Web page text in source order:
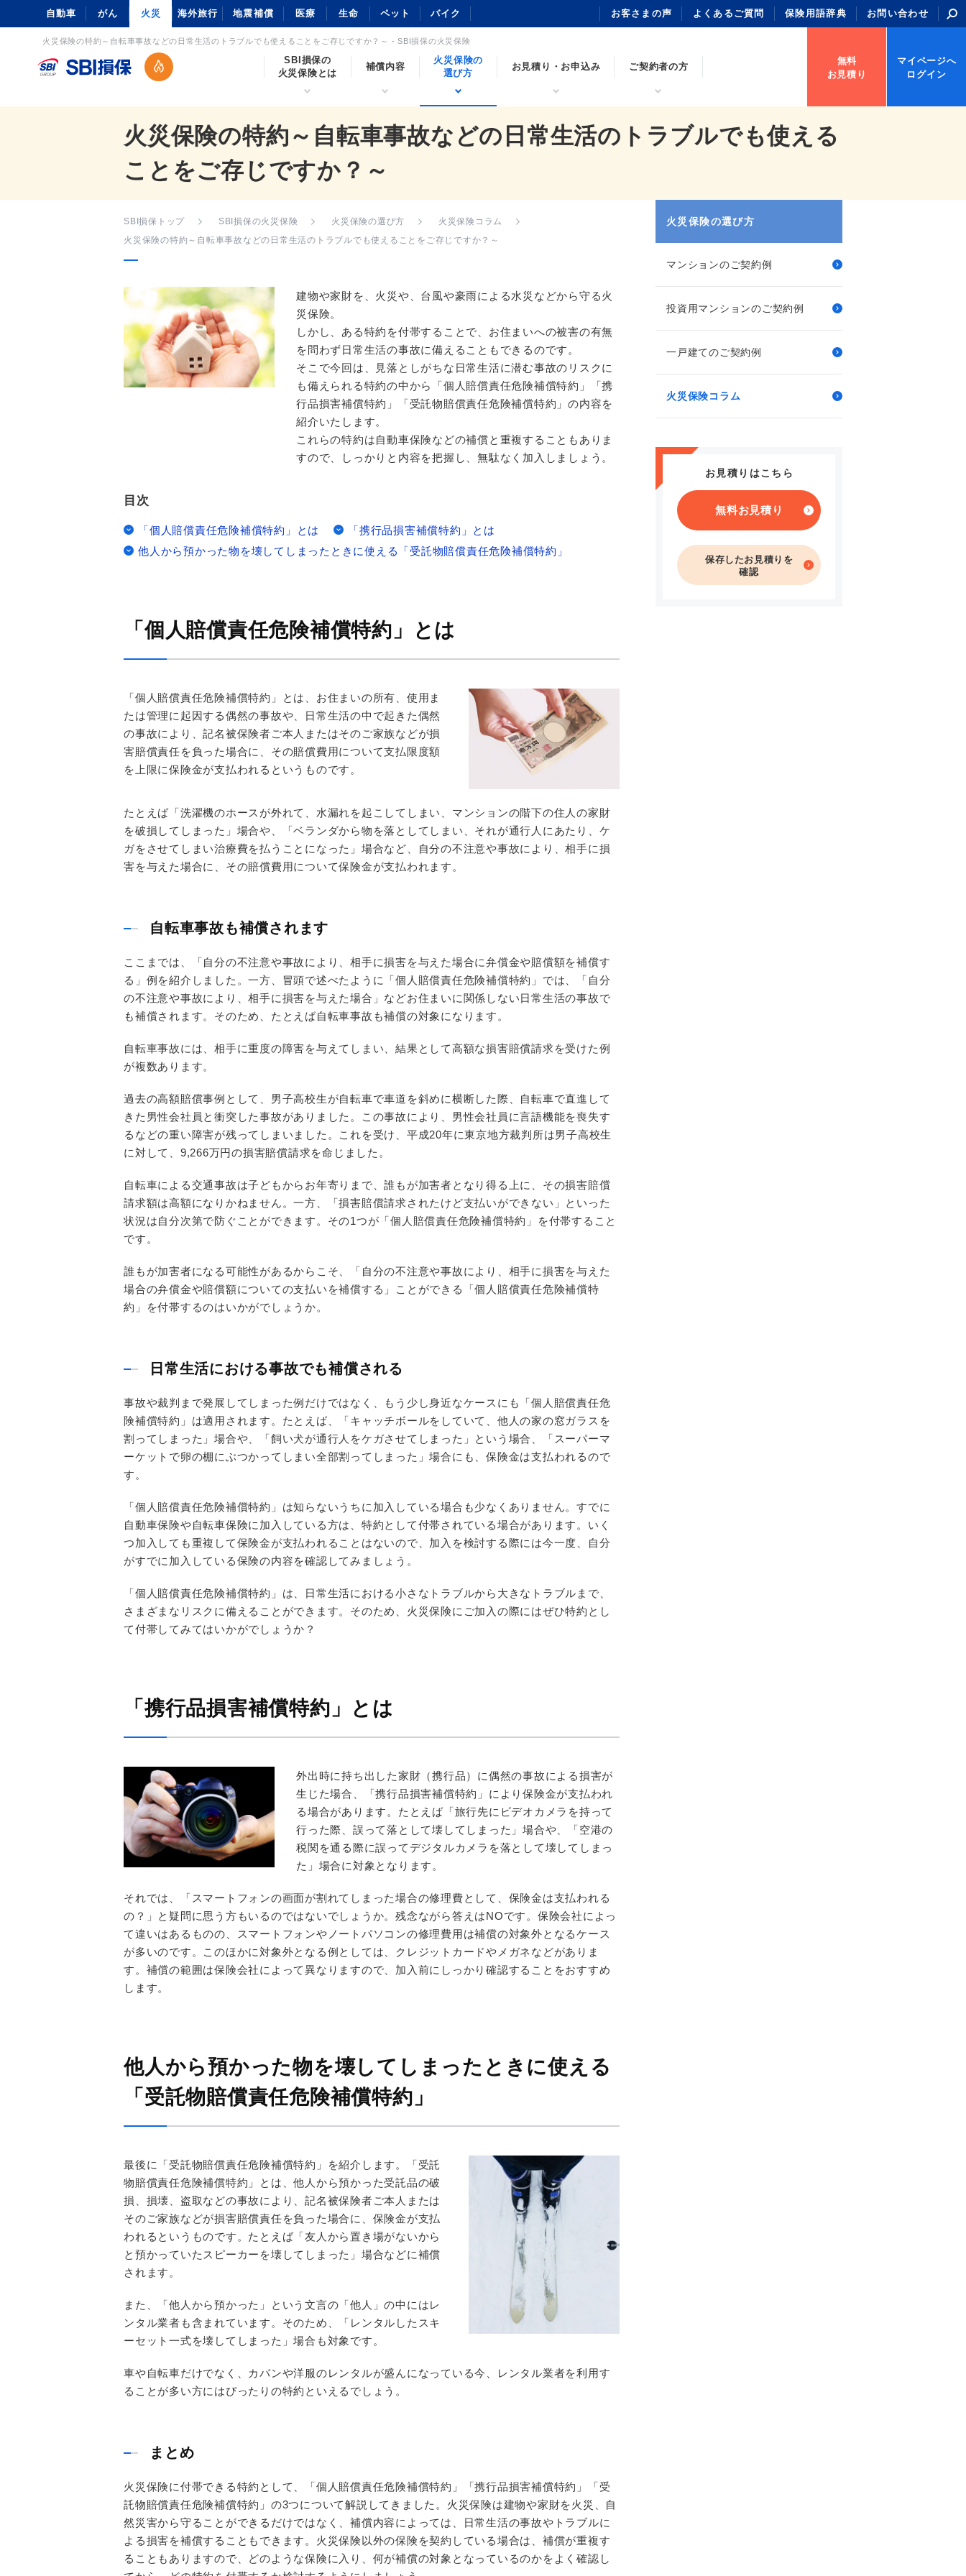
自動車 がん 火災 海外旅行 地震補償 医療 生命 ペット バイク お客さまの声 よくあるご質問 保険用語辞典 お問い合わせ
火災保険の特約～自転車事故などの日常生活のトラブルでも使えることをご存じですか？～ - SBI損保の火災保険
SBI損保の
火災保険とは
補償内容
火災保険の
選び方
お見積り・お申込み ご契約者の方
無料
お見積り
マイページへ
ログイン
火災保険の特約～自転車事故などの日常生活のトラブルでも使える
ことをご存じですか？～
SBI損保トップ SBI損保の火災保険 火災保険の選び方
火災保険コラム
火災保険の特約～自転車事故などの日常生活のトラブルでも使えることをご存じですか？～
建物や家財を、火災や、台風や豪雨による水災などから守る火
災保険。
しかし、ある特約を付帯することで、お住まいへの被害の有無
を問わず日常生活の事故に備えることもできるのです。
そこで今回は、見落としがちな日常生活に潜む事故のリスクに
も備えられる特約の中から「個人賠償責任危険補償特約」「携
行品損害補償特約」「受託物賠償責任危険補償特約」の内容を
紹介いたします。
これらの特約は自動車保険などの補償と重複することもありま
すので、しっかりと内容を把握し、無駄なく加入しましょう。
目次
「個人賠償責任危険補償特約」とは
「携行品損害補償特約」とは
他人から預かった物を壊してしまったときに使える「受託物賠償責任危険補償特約」
「個人賠償責任危険補償特約」とは
「個人賠償責任危険補償特約」とは、お住まいの所有、使用ま
たは管理に起因する偶然の事故や、日常生活の中で起きた偶然
の事故により、記名被保険者ご本人またはそのご家族などが損
害賠償責任を負った場合に、その賠償費用について支払限度額
を上限に保険金が支払われるというものです。
たとえば「洗濯機のホースが外れて、水漏れを起こしてしまい、マンションの階下の住人の家財
を破損してしまった」場合や、「ベランダから物を落としてしまい、それが通行人にあたり、ケ
ガをさせてしまい治療費を払うことになった」場合など、自分の不注意や事故により、相手に損
害を与えた場合に、その賠償費用について保険金が支払われます。
自転車事故も補償されます
ここまでは、「自分の不注意や事故により、相手に損害を与えた場合に弁償金や賠償額を補償す
る」例を紹介しました。一方、冒頭で述べたように「個人賠償責任危険補償特約」では、「自分
の不注意や事故により、相手に損害を与えた場合」などお住まいに関係しない日常生活の事故で
も補償されます。そのため、たとえば自転車事故も補償の対象になります。
自転車事故には、相手に重度の障害を与えてしまい、結果として高額な損害賠償請求を受けた例
が複数あります。
過去の高額賠償事例として、男子高校生が自転車で車道を斜めに横断した際、自転車で直進して
きた男性会社員と衝突した事故がありました。この事故により、男性会社員に言語機能を喪失す
るなどの重い障害が残ってしまいました。これを受け、平成20年に東京地方裁判所は男子高校生
に対して、9,266万円の損害賠償請求を命じました。
自転車による交通事故は子どもからお年寄りまで、誰もが加害者となり得る上に、その損害賠償
請求額は高額になりかねません。一方、「損害賠償請求されたけど支払いができない」といった
状況は自分次第で防ぐことができます。その1つが「個人賠償責任危険補償特約」を付帯すること
です。
誰もが加害者になる可能性があるからこそ、「自分の不注意や事故により、相手に損害を与えた
場合の弁償金や賠償額についての支払いを補償する」ことができる「個人賠償責任危険補償特
約」を付帯するのはいかがでしょうか。
日常生活における事故でも補償される
事故や裁判まで発展してしまった例だけではなく、もう少し身近なケースにも「個人賠償責任危
険補償特約」は適用されます。たとえば、「キャッチボールをしていて、他人の家の窓ガラスを
割ってしまった」場合や、「飼い犬が通行人をケガさせてしまった」という場合、「スーパーマ
ーケットで卵の棚にぶつかってしまい全部割ってしまった」場合にも、保険金は支払われるので
す。
「個人賠償責任危険補償特約」は知らないうちに加入している場合も少なくありません。すでに
自動車保険や自転車保険に加入している方は、特約として付帯されている場合があります。いく
つ加入しても重複して保険金が支払われることはないので、加入を検討する際には今一度、自分
がすでに加入している保険の内容を確認してみましょう。
「個人賠償責任危険補償特約」は、日常生活における小さなトラブルから大きなトラブルまで、
さまざまなリスクに備えることができます。そのため、火災保険にご加入の際にはぜひ特約とし
て付帯してみてはいかがでしょうか？
「携行品損害補償特約」とは
外出時に持ち出した家財（携行品）に偶然の事故による損害が
生じた場合、「携行品損害補償特約」により保険金が支払われ
る場合があります。たとえば「旅行先にビデオカメラを持って
行った際、誤って落として壊してしまった」場合や、「空港の
税関を通る際に誤ってデジタルカメラを落として壊してしまっ
た」場合に対象となります。
それでは、「スマートフォンの画面が割れてしまった場合の修理費として、保険金は支払われる
の？」と疑問に思う方もいるのではないでしょうか。残念ながら答えはNOです。保険会社によっ
て違いはあるものの、スマートフォンやノートパソコンの修理費用は補償の対象外となるケース
が多いのです。このほかに対象外となる例としては、クレジットカードやメガネなどがありま
す。補償の範囲は保険会社によって異なりますので、加入前にしっかり確認することをおすすめ
します。
他人から預かった物を壊してしまったときに使える
「受託物賠償責任危険補償特約」
最後に「受託物賠償責任危険補償特約」を紹介します。「受託
物賠償責任危険補償特約」とは、他人から預かった受託品の破
損、損壊、盗取などの事故により、記名被保険者ご本人または
そのご家族などが損害賠償責任を負った場合に、保険金が支払
われるというものです。たとえば「友人から置き場がないから
と預かっていたスピーカーを壊してしまった」場合などに補償
されます。
また、「他人から預かった」という文言の「他人」の中にはレ
ンタル業者も含まれています。そのため、「レンタルしたスキ
ーセット一式を壊してしまった」場合も対象です。
車や自転車だけでなく、カバンや洋服のレンタルが盛んになっている今、レンタル業者を利用す
ることが多い方にはぴったりの特約といえるでしょう。
まとめ
火災保険に付帯できる特約として、「個人賠償責任危険補償特約」「携行品損害補償特約」「受
託物賠償責任危険補償特約」の3つについて解説してきました。火災保険は建物や家財を火災、自
然災害から守ることができるだけではなく、補償内容によっては、日常生活の事故やトラブルに
よる損害を補償することもできます。火災保険以外の保険を契約している場合は、補償が重複す
ることもありますので、どのような保険に入り、何が補償の対象となっているのかをよく確認し
火災保険の選び方
マンションのご契約例
投資用マンションのご契約例
一戸建てのご契約例
火災保険コラム
お見積りはこちら
無料お見積り
保存したお見積りを
確認